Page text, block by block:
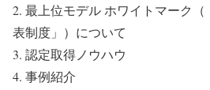
2. 最上位モデル ホワイトマーク
表制度」）について
3. 認定取得ノウハウ
4. 事例紹介